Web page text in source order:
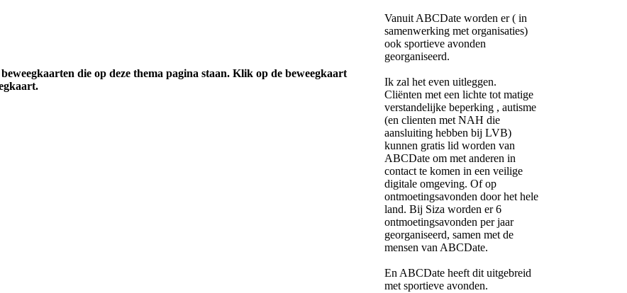
die op deze thema pagina staan. Klik op de beweegkaart
Vanuit ABCDate worden er ( in
samenwerking met organisaties)
ook sportieve avonden
georganiseerd.
Ik zal het even uitleggen.
Cliënten met een lichte tot matige
verstandelijke beperking , autisme
(en clienten met NAH die
aansluiting hebben bij LVB)
kunnen gratis lid worden van
ABCDate om met anderen in
contact te komen in een veilige
digitale omgeving. Of op
ontmoetingsavonden door het hele
land. Bij Siza worden er 6
ontmoetingsavonden per jaar
georganiseerd, samen met de
mensen van ABCDate.
En ABCDate heeft dit uitgebreid
met sportieve avonden.